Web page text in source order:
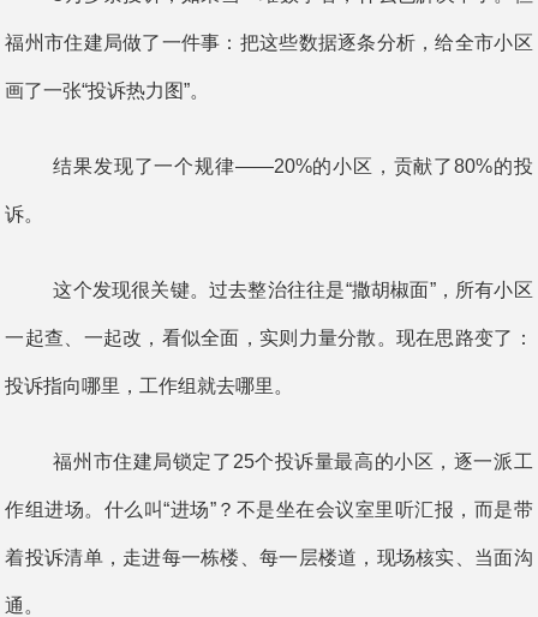
福州市住建局做了一件事：把这些数据逐条分析，给全市小区
画了一张“投诉热力图”。
结果发现了一个规律——20%的小区，贡献了80%的投
诉。
这个发现很关键。过去整治往往是“撒胡椒面”，所有小区
一起查、一起改，看似全面，实则力量分散。现在思路变了：
投诉指向哪里，工作组就去哪里。
福州市住建局锁定了25个投诉量最高的小区，逐一派工
作组进场。什么叫“进场”？不是坐在会议室里听汇报，而是带
着投诉清单，走进每一栋楼、每一层楼道，现场核实、当面沟
通。